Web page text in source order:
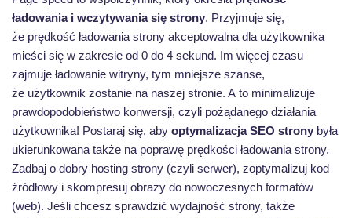
ładowania i wczytywania się strony. Przyjmuje się,
że prędkość ładowania strony akceptowalna dla użytkownika
mieści się w zakresie od 0 do 4 sekund. Im więcej czasu
zajmuje ładowanie witryny, tym mniejsze szanse,
że użytkownik zostanie na naszej stronie. A to minimalizuje
prawdopodobieństwo konwersji, czyli pożądanego działania
użytkownika! Postaraj się, aby optymalizacja SEO strony była
ukierunkowana także na poprawę prędkości ładowania strony.
Zadbaj o dobry hosting strony (czyli serwer), zoptymalizuj kod
źródłowy i skompresuj obrazy do nowoczesnych formatów
(web). Jeśli chcesz sprawdzić wydajność strony, także